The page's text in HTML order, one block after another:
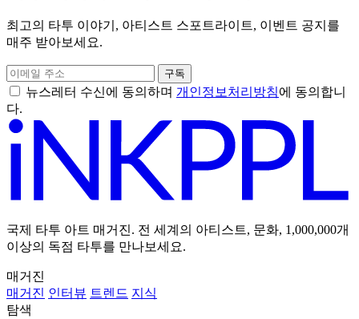
최고의 타투 이야기, 아티스트 스포트라이트, 이벤트 공지를
매주 받아보세요.
구독
뉴스레터 수신에 동의하며 개인정보처리방침에 동의합니
다.
국제 타투 아트 매거진. 전 세계의 아티스트, 문화, 1,000,000개
이상의 독점 타투를 만나보세요.
매거진
매거진 인터뷰 트렌드 지식
탐색